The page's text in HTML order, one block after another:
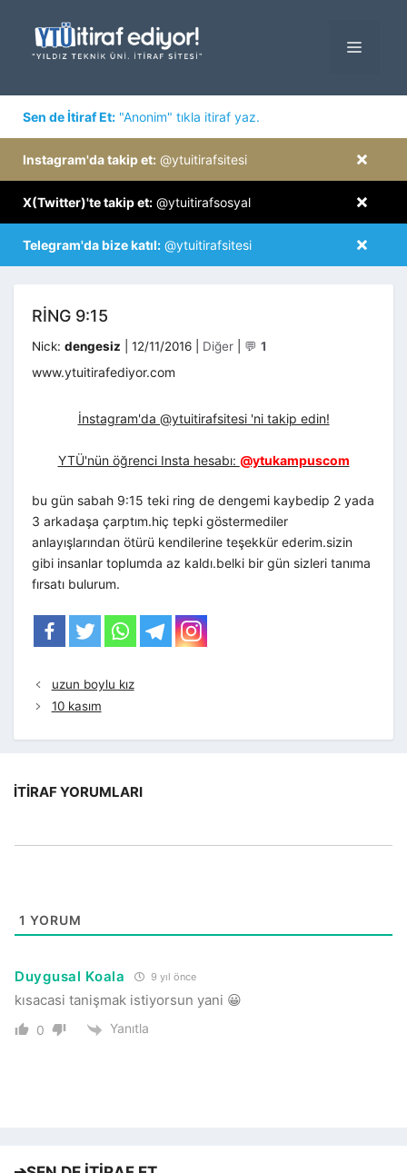
MENÜ
Sen de İtiraf Et: "Anonim" tıkla itiraf yaz.
×
Instagram'da takip et: @ytuitirafsitesi
×
X(Twitter)'te takip et: @ytuitirafsosyal
×
Telegram'da bize katıl: @ytuitirafsitesi
RING 9:15
Nick: dengesiz 12/11/2016 Kategoriler
Diğer 💬 1
www.ytuitirafediyor.com
İnstagram'da @ytuitirafsitesi 'ni takip edin!
YTÜ'nün öğrenci Insta hesabı: @ytukampuscom
bu gün sabah 9:15 teki ring de dengemi kaybedip 2 yada
3 arkadaşa çarptım.hiç tepki göstermediler
anlayışlarından ötürü kendilerine teşekkür ederim.sizin
gibi insanlar toplumda az kaldı.belki bir gün sizleri tanıma
fırsatı bulurum.
uzun boylu kız
10 kasım
İTIRAF YORUMLARI
1 YORUM
Duygusal Koala 9 yıl önce
kısacasi tanişmak istiyorsun yani 😀
0 Yanıtla